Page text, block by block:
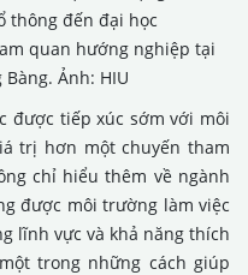
quan hướng nghiệp tại
Ảnh: HIU
được tiếp xúc sớm với môi
trị hơn một chuyến tham
chỉ hiểu thêm về ngành
được môi trường làm việc
lĩnh vực và khả năng thích
trong những cách giúp